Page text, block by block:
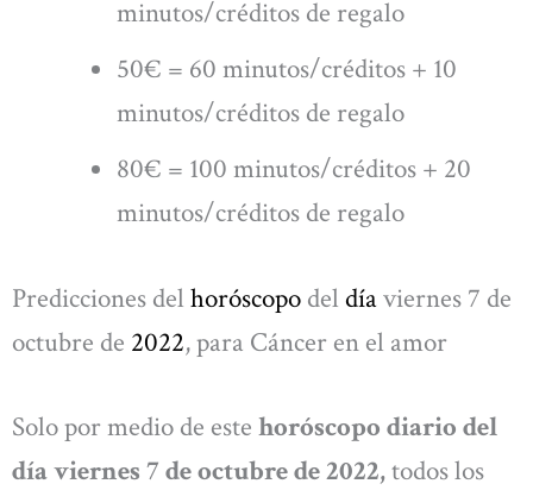
minutos/créditos de regalo
50€ = 60 minutos/créditos + 10
minutos/créditos de regalo
80€ = 100 minutos/créditos + 20
minutos/créditos de regalo
Predicciones del horóscopo del díaviernes 7 de
octubre de 2022, para Cáncer en el amor
Solo por medio de este horóscopo diario del
día viernes 7 de octubre de 2022,todos los